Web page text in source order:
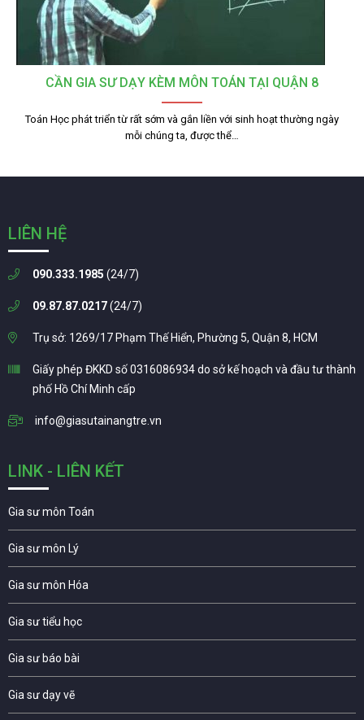
CẦN GIA SƯ DẠY KÈM MÔN TOÁN TẠI QUẬN 8
Toán Học phát triển từ rất sớm và gắn liền với sinh hoạt thường ngày
mỗi chúng ta, được thể…
LIÊN HỆ
090.333.1985 (24/7)
09.87.87.0217(24/7)
Trụ sở: 1269/17 Phạm Thế Hiển, Phường 5, Quận 8, HCM
Giấy phép ĐKKD số 0316086934 do sở kế hoạch và đầu tư thành
phố Hồ Chí Minh cấp
info@giasutainangtre.vn
LINK - LIÊN KẾT
Gia sư môn Toán
Gia sư môn Lý
Gia sư môn Hóa
Gia sư tiểu học
Gia sư báo bài
Gia sư dạy vẽ